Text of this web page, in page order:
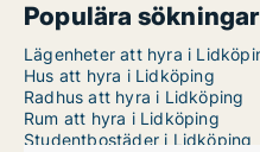
Populära sökningar
Lägenheter att hyra i
Hus att hyra i Lidköping
Radhus att hyra i Lidköping
Rum att hyra i Lidköping
Studentbostäder i Lidköping